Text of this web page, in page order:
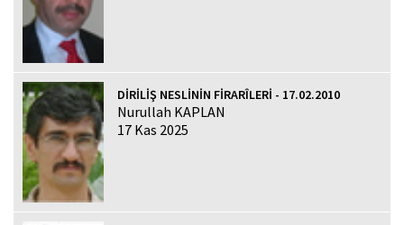
DİRİLİŞ NESLİNİN FİRARÎLERİ - 17.02.2010
Nurullah KAPLAN
17 Kas 2025